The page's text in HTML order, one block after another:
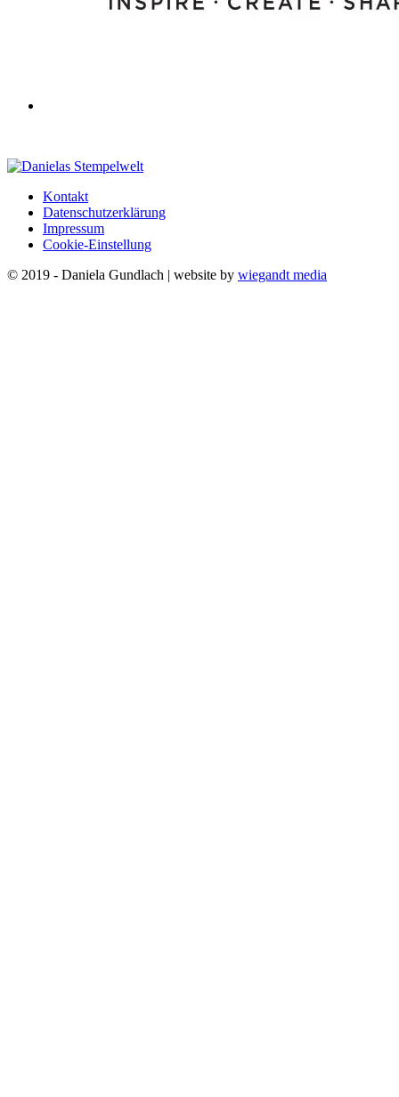
Kontakt
Datenschutzerklärung
Impressum
Cookie-Einstellung
© 2019 - Daniela Gundlach | website by wiegandt media